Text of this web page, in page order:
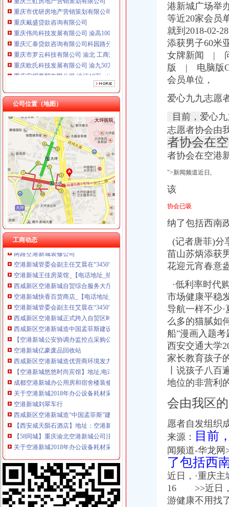
重庆市优研房地产营销策划有限公司
重庆戴盛贷款咨询有限公司
重庆伟尚科技发展有限公司 渝高100万 （工商注册）
重庆汇泰贷款咨询有限公司科园路分公司 渝高 （工商注册）
重庆市罗云科技有限公司 渝北 工商注册
重庆欧氏科技发展有限公司 渝九50万 （进出口权）
重庆安赐商贸有限公司 渝江10万 （工商注册）
上海蓝天房屋装饰工程有限公司重庆分公司 渝北 （工商注册）
公司位置（地图）
工商动态
空港新城办执照
南京溧水布局产业新城造转型跨越新引擎--江苏频道--人民网
【58同城】重庆渝北空港新城工商注册_公司注册代理_代办注册公司价
西咸新区行政审批全面提速-洛川县人民
【新时代新气象新作为】西咸新区提升行政审批效率和服务水平_手机
陕西奥林匹克大厦招标采购-千里马招标网
空港新城公安协调办采购单装备和服装项目竞争磋商公告_中
空港新城任海百货商店_【信用信息_诉讼信息_财务信息_注册信息_
西咸新区张“一照一码”营业执照花落空港新城_网易新闻
两路空港新城装修公司
空港新城管委会副主任艾晨在“3450”改革试点工作现场会上的讲话
空港新城王佳房菜馆_【电话地址_招聘信息_注册信息_信用信息_诉
西咸新区空港新城自贸综合服务大厅启用_未来网
空港新城快香百货商店_【电话地址_招聘信息_注册信息_信用信息_诉
空港新城管委会副主任艾晨在“3450”改革试点工作现场会上的讲话_
西咸新区空港新城正式跨入自贸区时代_搜狐_搜狐网
西咸新区空港新城造中国孟菲斯建设开放大通道
【空港新城公安协调办监控点采购公告】PjTime.COM监控招标信息
空港新城亿豪废品回收站
西咸新区空港新城造优营商环境发力招商引资-三秦都市报
【空港新城悠悠时尚宾馆】地址,电话,团购,营业时间-咸拉手网
成都空港新城办公用房和宿舍楼装修工程（二期）办公设备采购项目招
关于空港新城2018年办公设备耗材采购项目（二次）
空港新城刘翠车行
西咸新区空港新城造“中国孟菲斯”建设开放大通道_搜狐新闻_搜狐
【西安咸天陨石酒店】地址：空港新城周陵街办北贺村1号（近海航
【58同城】重庆渝北空港新城公司注销服务_公司注销代理_公司注销费
关于空港新城2018年办公设备耗材采购项目（二次）竞争谈判公告
西咸新区空港新城底张办产权制度改革项目招标公告-招标采购详-中
西咸新区空港新城造“中国孟菲斯”建设开放大通道_央广网
西咸新区空港新城造中国孟菲斯建设开放大通道-广西新闻网
【空港新城希悦主题客栈（西安咸国际机场）】地址：咸市渭城区
西咸新区空港新城加快造“中国孟菲斯”_欢迎访问陕西省发展和改
西咸新区空港新城造中国孟菲斯建设开放大通道-广西新闻网
港新城广场举
等近20家会员
就到2018-02-
添获男子60米
女牌新闻 |
版 | 电脑版
会员单位，
爱心九九志愿
目前， 爱心
志愿者协会由
者协会在
者协会在空港
">新闻频道近日,
该
协会已吸
纳了包括西南
(记者唐菲)分
苗山苏炳添获
花迎元宵春意
·低利率时代
市场健康平稳
导航一样不少
么多的猫腻如
船"漫画入题考
西安交通大学
家长教育孩子
丨说孩子八百
地位的非营利
会由我区
愿者自发组织
来源：
目前
闻频道-华龙网
了包括西
近日，·重庆主
16 >>近日，
游健康不用找